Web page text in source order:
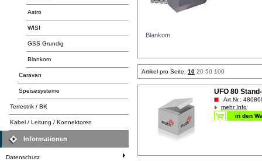
Astro
WISI
GSS Grundig
Blankom
Caravan
Speisesysteme
Terrestrik / BK
Kabel / Leitung / Konnektoren
Informationen
Datenschutz
Blankom
Artikel pro Seite: 10 20 50 100
UFO 80
Art.Nr.:
mehr Info